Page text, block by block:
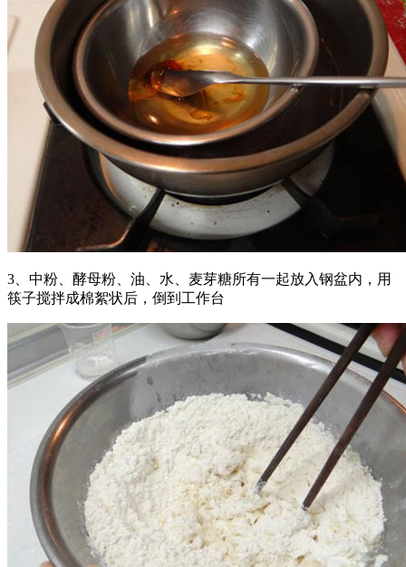
3、中粉、酵母粉、油、水、麦芽糖所有一起放入钢盆内，用
筷子搅拌成棉絮状后，倒到工作台